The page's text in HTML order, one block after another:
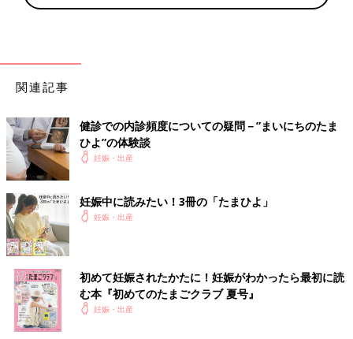
関連記事
健診での内診頻度についての疑問－”まいにちのたま
ひよ”の体験談
妊娠・出産
妊娠中に読みたい！3冊の「たまひよ」
妊娠・出産
初めて妊娠されたかたに！妊娠がわかったら最初に読
む本『初めてのたまごクラブ 夏号』
妊娠・出産